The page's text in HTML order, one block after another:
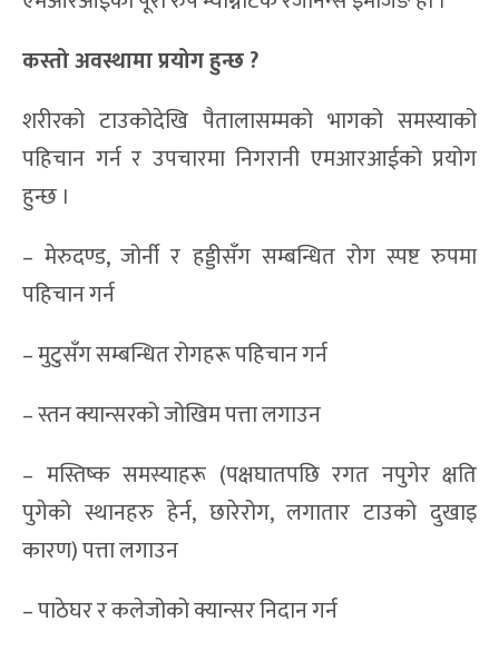
कस्तो अवस्थामा प्रयोग हुन्छ ?
शरीरको टाउकोदेखि पैतालासम्मको भागको समस्याको
पहिचान गर्न र उपचारमा निगरानी एमआरआईको प्रयोग
हुन्छ ।
– मेरुदण्ड, जोर्नी र हड्डीसँग सम्बन्धित रोग स्पष्ट रुपमा
पहिचान गर्न
– मुटुसँग सम्बन्धित रोगहरू पहिचान गर्न
– स्तन क्यान्सरको जोखिम पत्ता लगाउन
– मस्तिष्क समस्याहरू (पक्षघातपछि रगत नपुगेर क्षति
पुगेको स्थानहरु हेर्न, छारेरोग, लगातार टाउको दुखाइ
कारण) पत्ता लगाउन
– पाठेघर र कलेजोको क्यान्सर निदान गर्न